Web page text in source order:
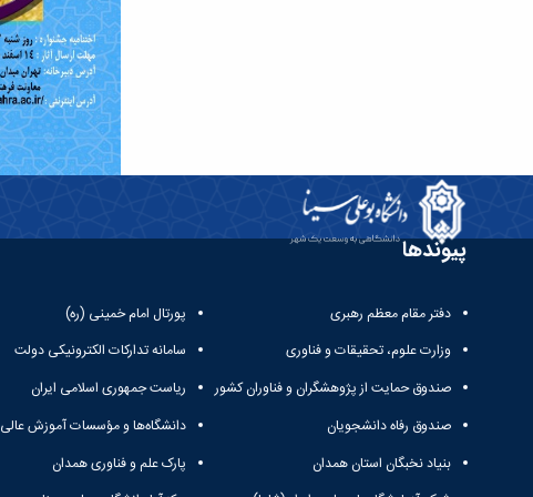
پیوندها
دفتر مقام معظم رهبری
وزارت علوم، تحقیقات و فناوری
صندوق حمایت از پژوهشگران و فناوران کشور
صندوق رفاه دانشجویان
بنیاد نخبگان استان همدان
پورتال امام خمینی (ره)
سامانه تدارکات الکترونیکی دولت
ریاست جمهوری اسلامی ایران
دانشگاه‌ها و مؤسسات آموزش عالی
پارک علم و فناوری همدان